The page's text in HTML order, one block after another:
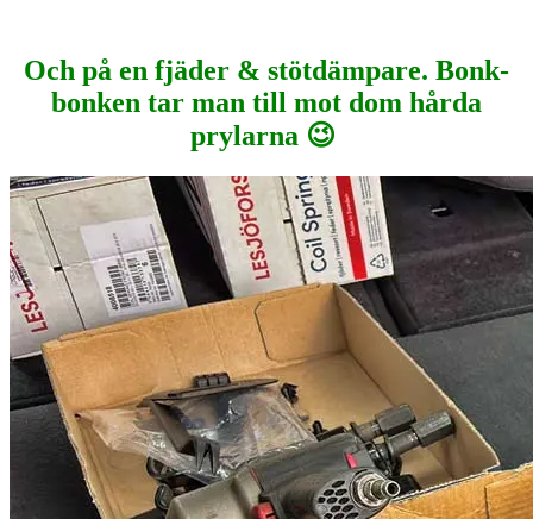
Och på en fjäder & stötdämpare. Bonk-
bonken tar man till mot dom hårda
prylarna 😉